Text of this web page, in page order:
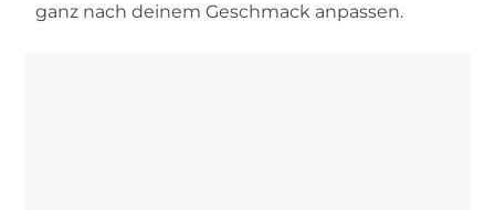
ganz nach deinem Geschmack anpassen.